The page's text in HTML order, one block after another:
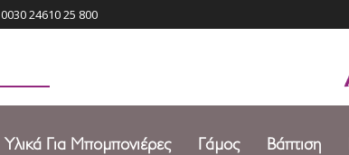
0030 24610 25 800
Υλικά Για Μπομπονιέρες Γάμος Βάπτιση